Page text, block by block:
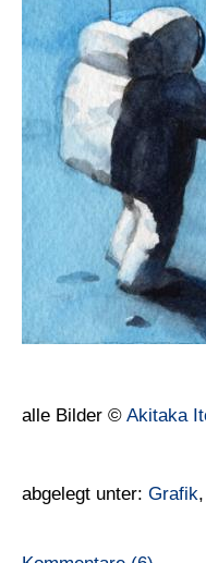
alle Bilder © Akitaka
abgelegt unter: Grafik,